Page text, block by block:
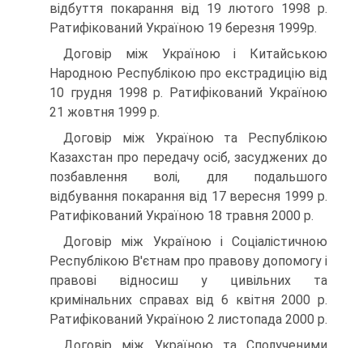
відбуття покарання від 19 лютого 1998 p.
Ратифікований Україною 19 березня 1999р.
Договір між Україною і Китайською
Народною Республікою про екстрадицію від
10 грудня 1998 p. Ратифікований Україною
21 жовтня 1999 p.
Договір між Україною та Республікою
Казахстан про передачу осіб, засуджених до
позбавлення волі, для подальшого
відбування покарання від 17 вересня 1999 p.
Ратифікований Україною 18 травня 2000 p.
Договір між Україною і Соціалістичною
Республікою В'єтнам про правову допомогу і
правові відносиш у цивільних та
кримінальних справах від 6 квітня 2000 p.
Ратифікований Україною 2 листопада 2000 p.